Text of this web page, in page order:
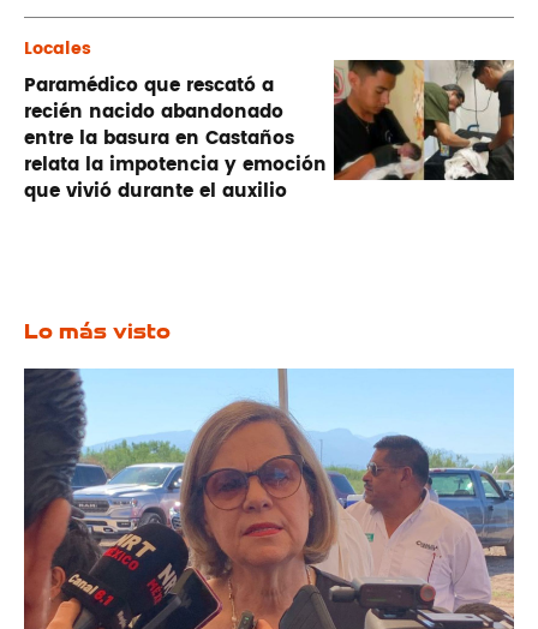
Locales
Paramédico que rescató a
recién nacido abandonado
entre la basura en Castaños
relata la impotencia y emoción
que vivió durante el auxilio
Lo más visto